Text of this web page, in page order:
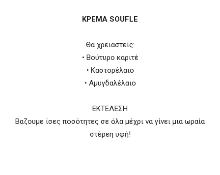
ΚΡΕΜΑ SOUFLE
Θα χρειαστείς:
• Βούτυρο καριτέ
• Καστορέλαιο
• Αμυγδαλέλαιο
ΕΚΤΕΛΕΣΗ
Βαζουμε ίσες ποσότητες σε όλα μέχρι να γίνει μια ωραία
στέρεη υφή!